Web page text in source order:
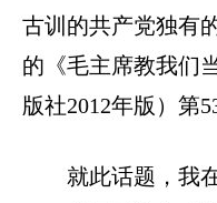
古训的共产党独有
的《毛主席教我们
版社2012年版）第
就此话题，我